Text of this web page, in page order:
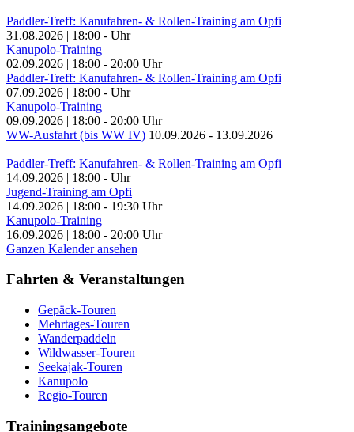
Paddler-Treff: Kanufahren- & Rollen-Training am Opfi
31.08.2026 | 18:00 - Uhr
Kanupolo-Training
02.09.2026 | 18:00 - 20:00 Uhr
Paddler-Treff: Kanufahren- & Rollen-Training am Opfi
07.09.2026 | 18:00 - Uhr
Kanupolo-Training
09.09.2026 | 18:00 - 20:00 Uhr
WW-Ausfahrt (bis WW IV) 10.09.2026 - 13.09.2026
Paddler-Treff: Kanufahren- & Rollen-Training am Opfi
14.09.2026 | 18:00 - Uhr
Jugend-Training am Opfi
14.09.2026 | 18:00 - 19:30 Uhr
Kanupolo-Training
16.09.2026 | 18:00 - 20:00 Uhr
Ganzen Kalender ansehen
Fahrten & Veranstaltungen
Gepäck-Touren
Mehrtages-Touren
Wanderpaddeln
Wildwasser-Touren
Seekajak-Touren
Kanupolo
Regio-Touren
Trainingsangebote